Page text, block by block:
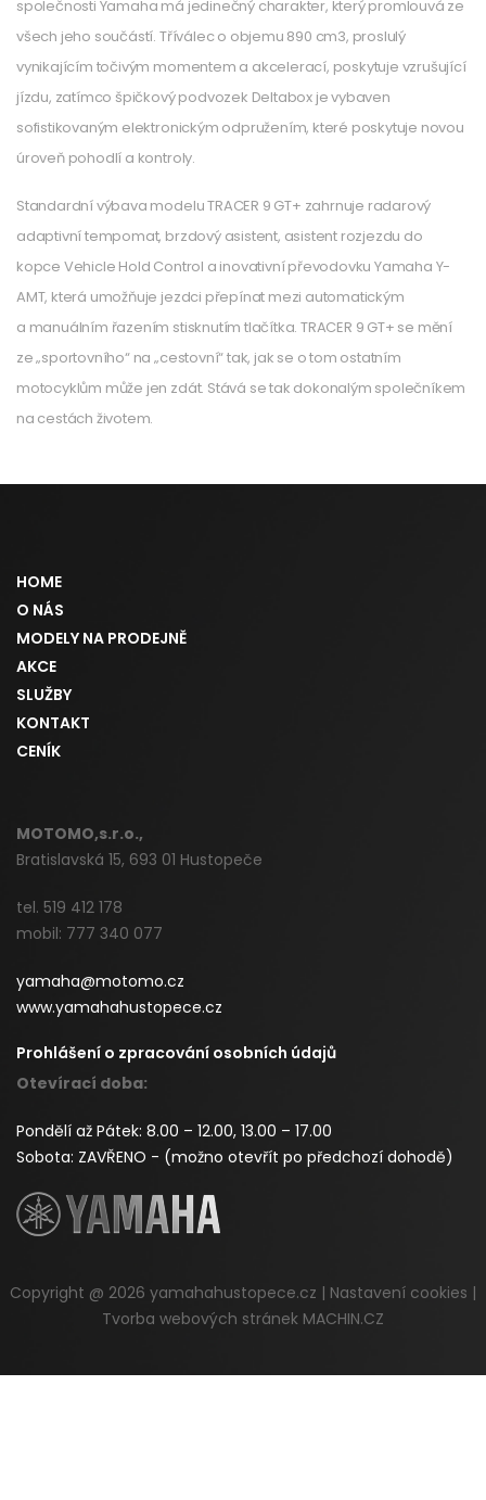
společnosti Yamaha má jedinečný charakter, který promlouvá ze
všech jeho součástí. Tříválec o objemu 890 cm3, proslulý
vynikajícím točivým momentem a akcelerací, poskytuje vzrušující
jízdu, zatímco špičkový podvozek Deltabox je vybaven
sofistikovaným elektronickým odpružením, které poskytuje novou
úroveň pohodlí a kontroly.
Standardní výbava modelu TRACER 9 GT+ zahrnuje radarový
adaptivní tempomat, brzdový asistent, asistent rozjezdu do
kopce Vehicle Hold Control a inovativní převodovku Yamaha Y-
AMT, která umožňuje jezdci přepínat mezi automatickým
a manuálním řazením stisknutím tlačítka. TRACER 9 GT+ se mění
ze „sportovního“ na „cestovní“ tak, jak se o tom ostatním
motocyklům může jen zdát. Stává se tak dokonalým společníkem
na cestách životem.
HOME
O NÁS
MODELY NA PRODEJNĚ
AKCE
SLUŽBY
KONTAKT
CENÍK
MOTOMO,s.r.o.,
Bratislavská 15, 693 01 Hustopeče
tel. 519 412 178
mobil: 777 340 077
yamaha@motomo.cz
www.yamahahustopece.cz
Prohlášení o zpracování osobních údajů
Otevírací doba:
Pondělí až Pátek: 8.00 – 12.00, 13.00 – 17.00
Sobota: ZAVŘENO - (možno otevřít po předchozí dohodě)
Copyright @ 2026 yamahahustopece.cz | Nastavení cookies |
Tvorba webových stránek MACHIN.CZ